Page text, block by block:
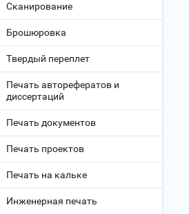
Сканирование
Брошюровка
Твердый переплет
Печать авторефератов и
диссертаций
Печать документов
Печать проектов
Печать на кальке
Инженерная печать